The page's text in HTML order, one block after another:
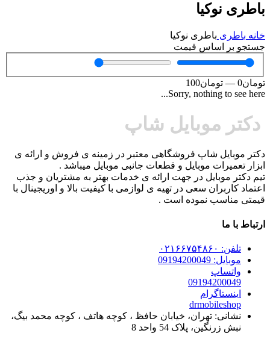
باطری نوکیا
خانه باطری باطری نوکیا
جستجو بر اساس قیمت
تومان0
— تومان100
Sorry, nothing to see here...
دکتر موبایل شاپ
دکتر موبایل شاپ فروشگاهی معتبر در زمینه ی فروش و ارائه ی
ابزار تعمیرات موبایل و قطعات جانبی موبایل میباشد .
تیم دکتر موبایل در جهت ارائه ی خدمات بهتر به مشتریان و جذب
اعتماد کاربران سعی در تهیه ی لوازمی با کیفیت بالا و اوریجینال با
قیمتی مناسب نموده است .
ارتباط با ما
تلفن: ۰۲۱۶۶۷۵۴۸۶۰
موبایل: 09194200049
واتساپ
09194200049
اینستاگرام
drmobileshop
نشانی: تهران، خیابان حافظ ، کوچه هاتف ، کوچه محمد بیگ،
نبش زرنگین، پلاک 54 واحد 8